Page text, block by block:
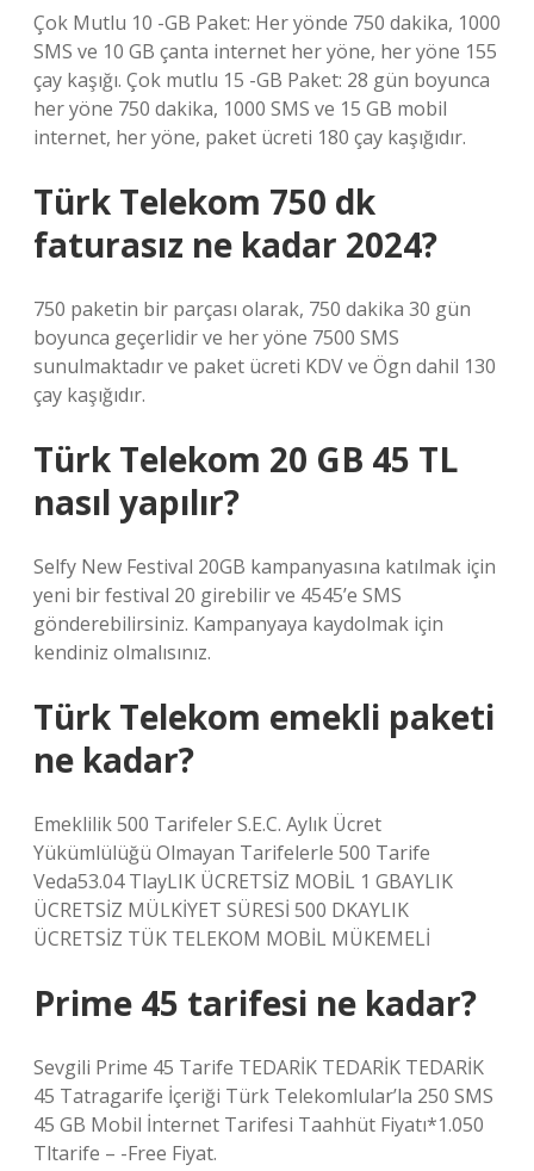
Çok Mutlu 10 -GB Paket: Her yönde 750 dakika, 1000
SMS ve 10 GB çanta internet her yöne, her yöne 155
çay kaşığı. Çok mutlu 15 -GB Paket: 28 gün boyunca
her yöne 750 dakika, 1000 SMS ve 15 GB mobil
internet, her yöne, paket ücreti 180 çay kaşığıdır.
Türk Telekom 750 dk
faturasız ne kadar 2024?
750 paketin bir parçası olarak, 750 dakika 30 gün
boyunca geçerlidir ve her yöne 7500 SMS
sunulmaktadır ve paket ücreti KDV ve Ögn dahil 130
çay kaşığıdır.
Türk Telekom 20 GB 45 TL
nasıl yapılır?
Selfy New Festival 20GB kampanyasına katılmak için
yeni bir festival 20 girebilir ve 4545’e SMS
gönderebilirsiniz. Kampanyaya kaydolmak için
kendiniz olmalısınız.
Türk Telekom emekli paketi
ne kadar?
Emeklilik 500 Tarifeler S.E.C. Aylık Ücret
Yükümlülüğü Olmayan Tarifelerle 500 Tarife
Veda53.04 TlayLIK ÜCRETSİZ MOBİL 1 GBAYLIK
ÜCRETSİZ MÜLKİYET SÜRESİ 500 DKAYLIK
ÜCRETSİZ TÜK TELEKOM MOBİL MÜKEMELİ
Prime 45 tarifesi ne kadar?
Sevgili Prime 45 Tarife TEDARİK TEDARİK TEDARİK
45 Tatragarife İçeriği Türk Telekomlular’la 250 SMS
45 GB Mobil İnternet Tarifesi Taahhüt Fiyatı*1.050
Tltarife – -Free Fiyat.